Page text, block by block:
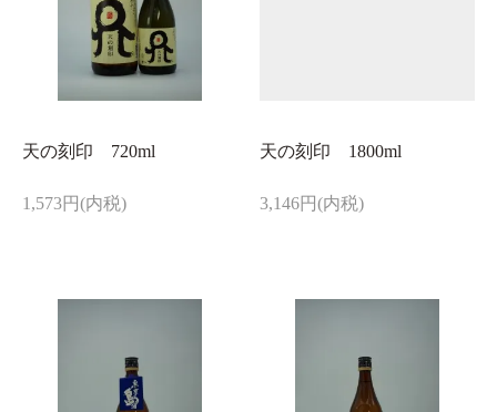
天の刻印 720ml
1,573円(内税)
天の刻印 1800ml
3,146円(内税)